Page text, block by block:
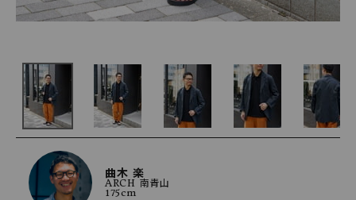
ようこそ ゲスト 様
曲木 楽
ARCH 南青山
175cm